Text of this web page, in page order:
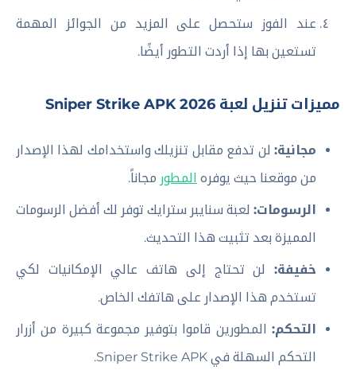
عند الفوز ستحصل على المزيد من الجوائز المهمة
تستعين بها إذا أردت التطور أيضًا.
مميزات تنزيل لعبة Sniper Strike APK 2026
مجانية: لن تدفع مقابل تنزيلك واستخدامك لهذا الإصدار
من موقعنا حيث يوفره المطور مجاناً.
الرسومات: لعبة سنايبر سترايك توفر لك أفضل الرسومات
المميزة بعد تثبيت هذا التحديث.
خفيفة: لن تحتاج إلى هاتف عالي الإمكانيات لكي
تستخدم هذا الإصدار على هاتفك الخاص.
التحكم: المطورين قاموا بتوفير مجموعة كبيرة من أزرار
التحكم السهلة في Sniper Strike APK.